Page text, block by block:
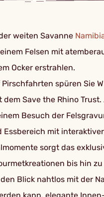
weiten Savanne
Felsen mit
Ocker erstrahlen.
spüren Sie
Save the Rhino
Besuch der
mit
sorgt das
bis hin
Blick nahtlos mit der